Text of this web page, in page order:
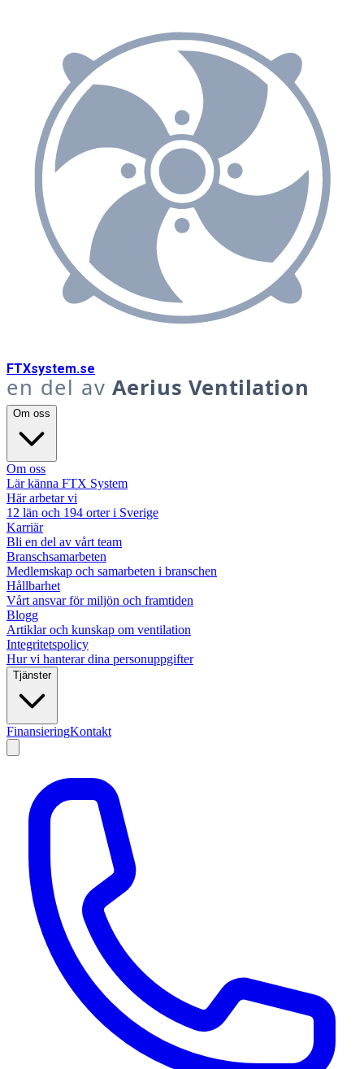
FTXsystem.se
en del av Aerius Ventilation
Om oss
Om oss
Lär känna FTX System
Här arbetar vi
12 län och 194 orter i Sverige
Karriär
Bli en del av vårt team
Branschsamarbeten
Medlemskap och samarbeten i branschen
Hållbarhet
Vårt ansvar för miljön och framtiden
Blogg
Artiklar och kunskap om ventilation
Integritetspolicy
Hur vi hanterar dina personuppgifter
Tjänster
FinansieringKontakt